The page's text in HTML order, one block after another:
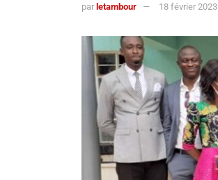
par letambour 18 février 2023